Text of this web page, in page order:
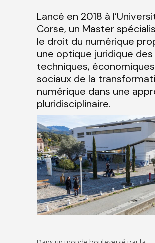
Lancé en 2018 à
Corse, un Master
le droit du numérique
une optique juridique
techniques,
sociaux de la
numérique dans une
pluridisciplinaire.